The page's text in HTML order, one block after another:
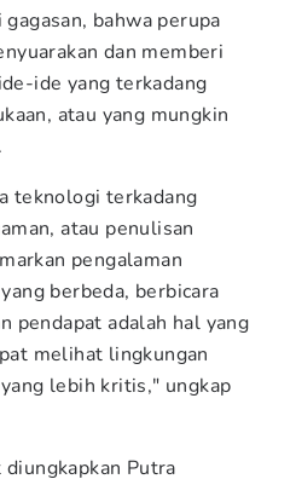
bahwa perupa
dan memberi
ide yang terkadang
atau yang mungkin
teknologi terkadang
atau penulisan
pengalaman
berbeda, berbicara
pendapat adalah hal yang
melihat lingkungan
lebih kritis," ungkap
Putra